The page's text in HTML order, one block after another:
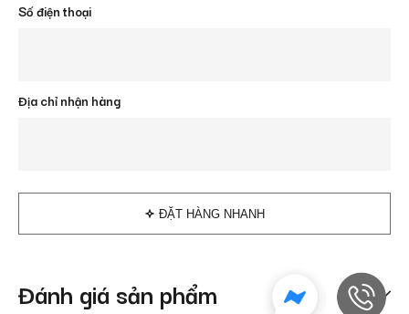
Số điện thoại
Địa chỉ nhận hàng
ĐẶT HÀNG NHANH
Đánh giá sản phẩm